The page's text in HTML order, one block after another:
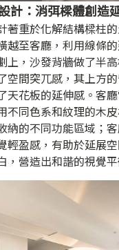
計：消弭樑體創造
著重於化解結構樑柱
越至客廳，利用線條
上，沙發背牆做了半
空間突兀感，其上方
天花板的延伸感。客
不同色系和紋理的木
納的不同功能區域；
輕盈感，有助於延展
，營造出和諧的視覺平